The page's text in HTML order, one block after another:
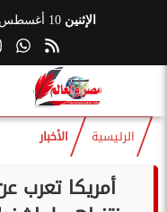
الإثنين 10 أغسطس 2026
الرئيسية الأخبار
أمريكا تعرب